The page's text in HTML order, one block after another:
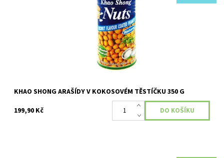
KHAO SHONG ARAŠÍDY V KOKOSOVÉM TĚSTÍČKU 350 G
199,90 Kč